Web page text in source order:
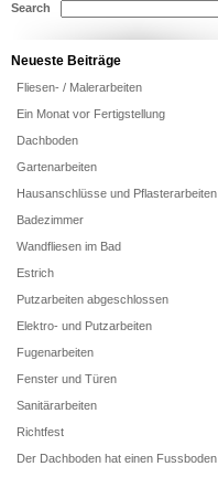
Search
Neueste Beiträge
Fliesen- / Malerarbeiten
Ein Monat vor Fertigstellung
Dachboden
Gartenarbeiten
Hausanschlüsse und Pflasterarbeiten
Badezimmer
Wandfliesen im Bad
Estrich
Putzarbeiten abgeschlossen
Elektro- und Putzarbeiten
Fugenarbeiten
Fenster und Türen
Sanitärarbeiten
Richtfest
Der Dachboden hat einen Fussboden